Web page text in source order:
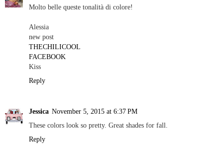
Molto belle queste tonalità di colore!
Alessia
new post
THECHILICOOL
FACEBOOK
Kiss
Reply
Jessica November 5, 2015 at 6:37 PM
These colors look so pretty. Great shades for fall.
Reply